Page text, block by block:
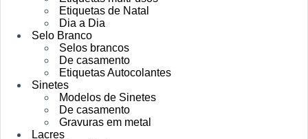
Etiquetas de Natal
Dia a Dia
Selo Branco
Selos brancos
De casamento
Etiquetas Autocolantes
Sinetes
Modelos de Sinetes
De casamento
Gravuras em metal
Lacres